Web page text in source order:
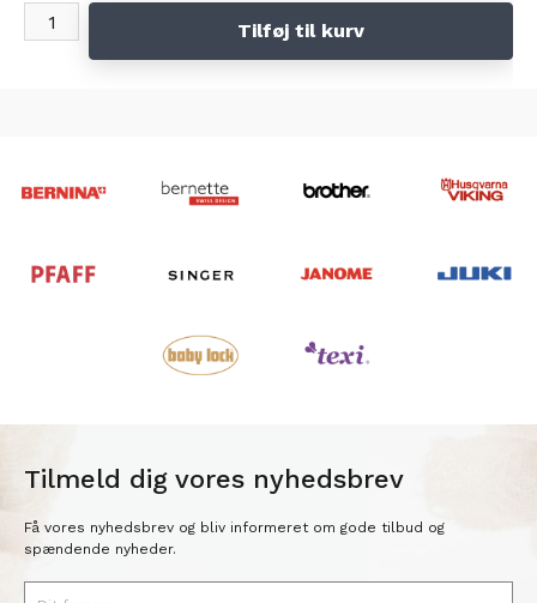
Tilføj til kurv
Tilmeld dig vores nyhedsbrev
Få vores nyhedsbrev og bliv informeret om gode tilbud og
spændende nyheder.